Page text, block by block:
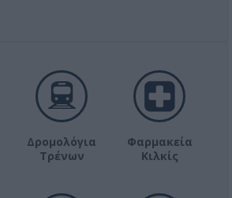
Δρομολόγια
Τρένων
Φαρμακεία
Κιλκίς